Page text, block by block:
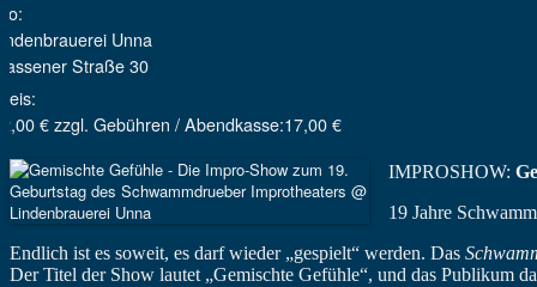
Unna
Straße 30
€ zzgl. Gebühren / Abendkasse:17,00 €
IMPROSHOW:
19 Jahre
Endlich ist es soweit, es darf wieder „gespielt“ werden. Das
Der Titel der Show lautet „Gemischte Gefühle“, und das Publikum